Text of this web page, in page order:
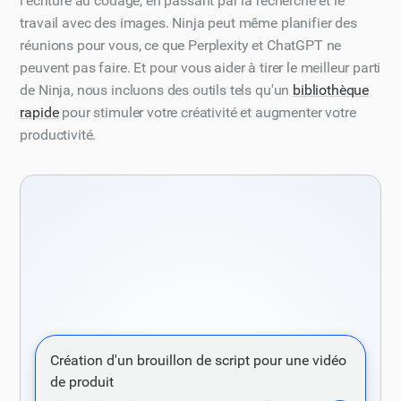
travail avec des images. Ninja peut même planifier des
réunions pour vous, ce que Perplexity et ChatGPT ne
peuvent pas faire. Et pour vous aider à tirer le meilleur parti
de Ninja, nous incluons des outils tels qu'un bibliothèque
rapidepour stimuler votre créativité et augmenter votre
productivité.
Écrivez un poème de 12 à 16 lignes, sur le
thème de la nature et sur un ton à la fois
Création d'un brouillon de script pour une vidéo
de produit